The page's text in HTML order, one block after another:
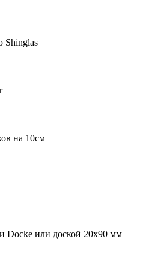
Shinglas
на 10см
Docke или доской 20х90 мм